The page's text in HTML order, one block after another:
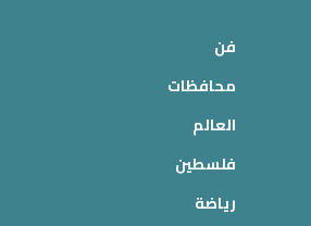
فن
محافظات
العالم
فلسطين
رياضة